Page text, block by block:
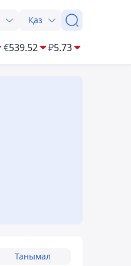
Қаз
€539.52 ₽5.73
Танымал